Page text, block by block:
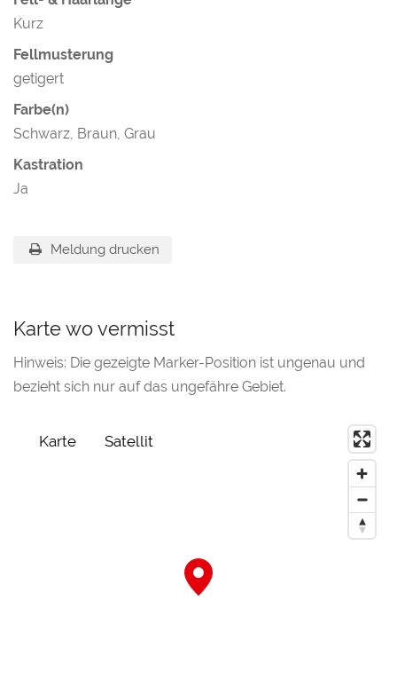
Kurz
Fellmusterung
getigert
Farbe(n)
Schwarz, Braun, Grau
Kastration
Ja
Meldung drucken
Karte wo vermisst
Hinweis: Die gezeigte Marker-Position ist ungenau und
bezieht sich nur auf das ungefähre Gebiet.
Karte Satellit